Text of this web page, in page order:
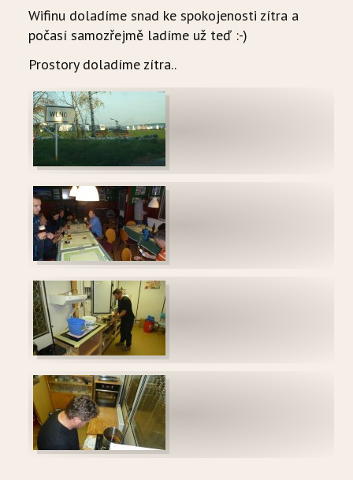
Wifinu doladíme snad ke spokojenosti zítra a
počasí samozřejmě ladíme už teď :-)
Prostory doladíme zítra..